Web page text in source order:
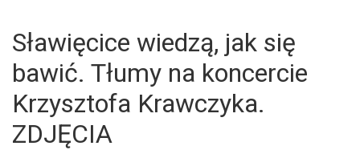
Sławięcice wiedzą, jak się
bawić. Tłumy na koncercie
Krzysztofa Krawczyka.
ZDJĘCIA